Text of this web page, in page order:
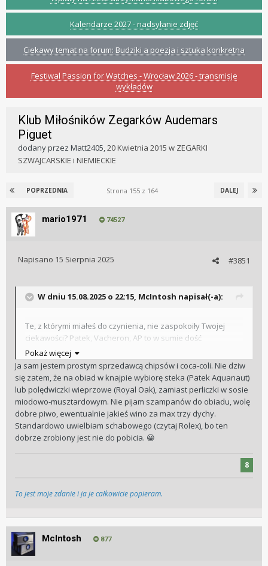
Kalendarze 2027 - nadsyłanie zdjęć
Ciekawy temat na forum: Budziki a poezja i sztuka konkretna
Festiwal Passion for Watches - Wrocław 2026 - transmisje
wykładów
Klub Miłośników Zegarków Audemars
Piguet
dodany przez Matt2405,20 Kwietnia 2015 w ZEGARKI
SZWAJCARSKIE i NIEMIECKIE
POPRZEDNIA DALEJ
Strona 155 z 164
mario1971 74527
#3851
Napisano 15 Sierpnia 2025
W dniu 15.08.2025 o 22:15, McIntosh napisał(-a):
Te, z którymi miałeś do czynienia, nie zaspokoiły Twojej
ciekawości? Patek, Vacheron, AP to w sumie dość
niewyszukane wybory.
Pokaż więcej
Ja sam jestem prostym sprzedawcą chipsów i coca-coli. Nie dziw
się zatem, że na obiad w knajpie wybiorę steka (Patek Aquanaut)
lub polędwiczki wieprzowe (Royal Oak), zamiast perliczki w sosie
miodowo-musztardowym. Nie pijam szampanów do obiadu, wolę
dobre piwo, ewentualnie jakieś wino za max trzy dychy.
Standardowo uwielbiam schabowego (czytaj Rolex), bo ten
dobrze zrobiony jest nie do pobicia. 😀
8
To jest moje zdanie i ja je całkowicie popieram.
McIntosh 877